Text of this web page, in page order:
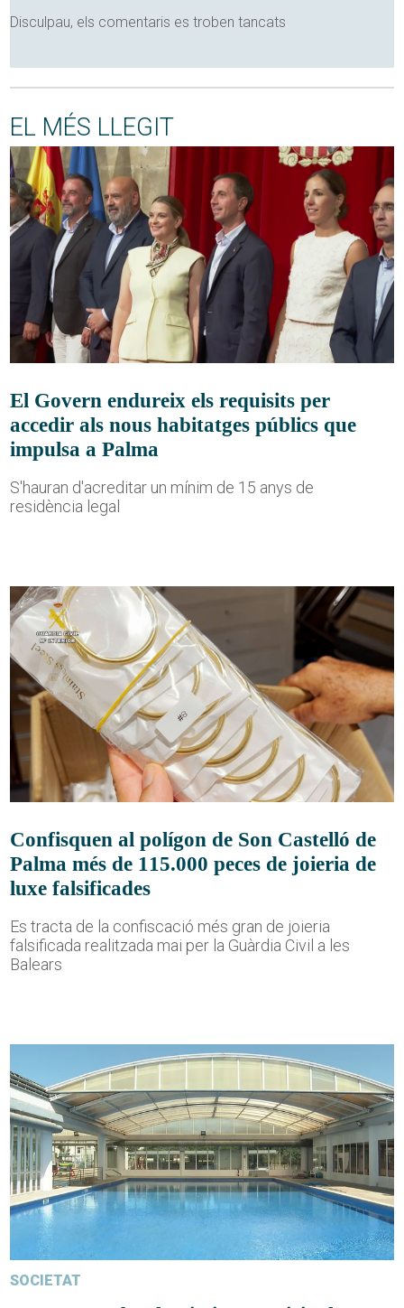
Disculpau, els comentaris es troben tancats
EL MÉS LLEGIT
El Govern endureix els requisits per
accedir als nous habitatges públics que
impulsa a Palma
S'hauran d'acreditar un mínim de 15 anys de
residència legal
Confisquen al polígon de Son Castelló de
Palma més de 115.000 peces de joieria de
luxe falsificades
Es tracta de la confiscació més gran de joieria
falsificada realitzada mai per la Guàrdia Civil a les
Balears
SOCIETAT